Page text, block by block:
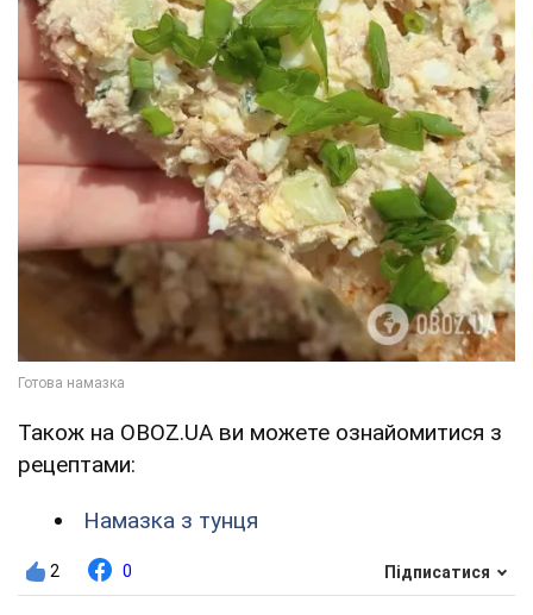
Також на OBOZ.UA ви можете ознайомитися з
рецептами:
Намазка з тунця
2 0 Підписатися